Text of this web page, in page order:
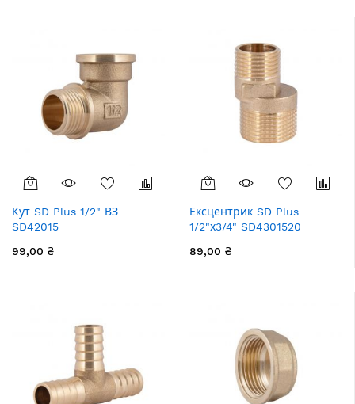
Кут SD Plus 1/2" ВЗ
SD42015
99,00 ₴
Ексцентрик SD Plus
1/2"х3/4" SD4301520
89,00 ₴